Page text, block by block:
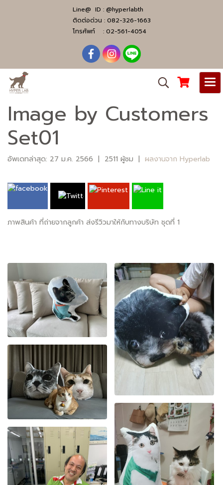
Line@ ID : @hyperlabth
ติดต่อด่วน : 082-326-1663
โทรศัพท์ : 02-561-4054
Image by Customers
Set01
อัพเดทล่าสุด: 27 ม.ค. 2566 | 2511 ผู้ชม | ผลงานจาก Hyperlab
ภาพสินค้า ที่ถ่ายจากลูกค้า ส่งรีวิวมาให้กับทางบริษัท ชุดที่ 1